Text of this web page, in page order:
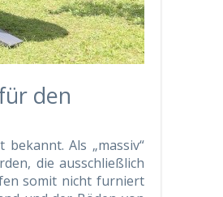
den
Als „massiv“
die ausschließlich
somit nicht furniert